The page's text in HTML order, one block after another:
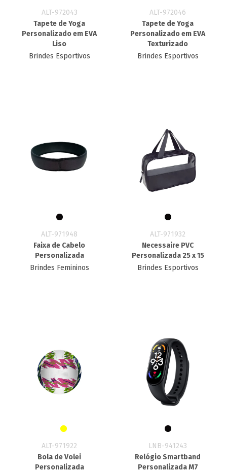
ALT-972043
Tapete de Yoga
Personalizado em EVA
Liso
Brindes Esportivos
ALT-972046
Tapete de Yoga
Personalizado em EVA
Texturizado
Brindes Esportivos
ALT-971948
Faixa de Cabelo
Personalizada
Brindes Femininos
ALT-971932
Necessaire PVC
Personalizada 25 x 15
Brindes Esportivos
ALT-971922
Bola de Volei
Personalizada
LNB-941243
Relógio Smartband
Personalizada M7